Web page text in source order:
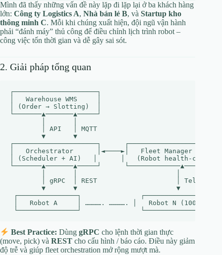
Mình đã thấy những vấn đề này lặp đi lặp lại ở ba khách hàng
lớn: Công ty Logistics A, Nhà bán lẻ B, và Startup kho
thông minh C. Mỗi khi chúng xuất hiện, đội ngũ vận hành
phải “đánh máy” thủ công để điều chỉnh lịch trình robot –
công việc tốn thời gian và dễ gây sai sót.
2. Giải pháp tổng quan
┌─────────────────────┐
│   Warehouse WMS     │
│ (Order → Slotting)  │
└───────▲───────▲─────┘
        │ API   │ MQTT
        ▼       ▼
┌─────────────────────┐
│   Orchestrator      │◄────►│   Fleet Manager (FM)
│ (Scheduler + AI)   │      │   (Robot health‑check)│
└───────▲───────▲─────┘
        │ gRPC  │ REST                    │ Telemetry
        ▼       ▼                         ▼
┌───────────────┐
│   Robot A     │ …………. …………. │   Robot N (100+)  │
Best Practice: DùnggRPC cho lệnh thời gian thực
(move, pick) và REST cho cấu hình / báo cáo. Điều này giảm
độ trễ và giúp fleet orchestration mở rộng mượt mà.